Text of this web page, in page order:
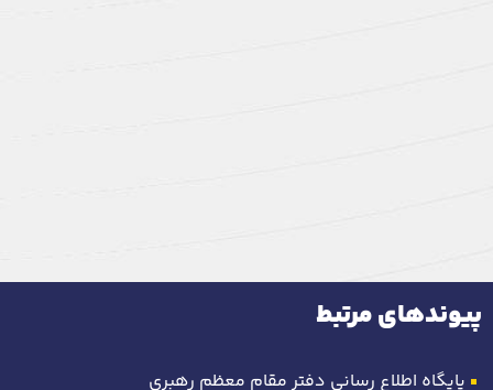
پیوندهای مرتبط
پایگاه اطلاع رسانی دفتر مقام معظم رهبری